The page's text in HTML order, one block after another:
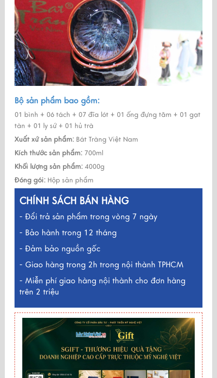
Bộ sản phẩm bao gồm:
01 bình + 06 tách + 07 đĩa lót + 01 ống đựng tăm + 01 gạt
tàn + 01 ly sứ + 01 hủ trà
Xuất xứ sản phẩm: Bát Tràng Việt Nam
Kích thước sản phẩm: 700ml
Khối lượng sản phẩm: 4000g
Đóng gói: Hộp sản phẩm
CHÍNH SÁCH BÁN HÀNG
- Đổi trả sản phẩm trong vòng 7 ngày
- Bảo hành trong 12 tháng
- Đảm bảo nguồn gốc
- Giao hàng trong 2h trong nội thành TPHCM
- Miễn phí giao hàng nội thành cho đơn hàng
trên 2 triệu